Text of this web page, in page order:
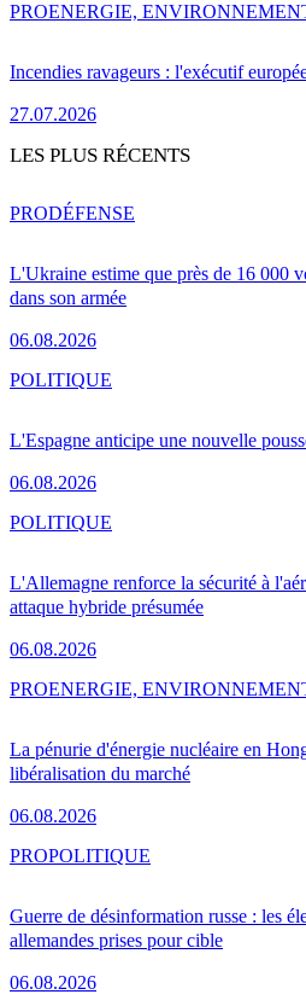
Incendies ravageurs : l'exécutif
27.07.2026
PROENERGIE,
LES PLUS RÉCENTS
L'Ukraine estime que près de 16 000
dans son armée
06.08.2026
PRODÉFENSE
L'Espagne anticipe une nouvelle
06.08.2026
POLITIQUE
L'Allemagne renforce la sécurité à
attaque hybride présumée
06.08.2026
POLITIQUE
La pénurie d'énergie nucléaire en
libéralisation du marché
06.08.2026
PROENERGIE,
Guerre de désinformation russe : les
allemandes prises pour cible
06.08.2026
PROPOLITIQUE